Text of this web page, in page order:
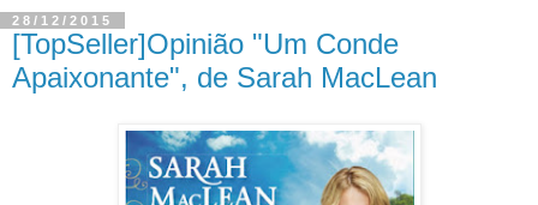
28/12/2015
[TopSeller]Opinião "Um Conde
Apaixonante", de Sarah MacLean